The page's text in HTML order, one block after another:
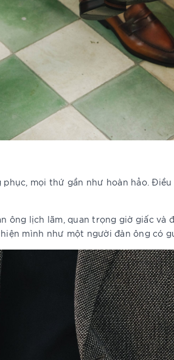
mọi thứ gần như hoàn hảo.
lịch lãm, quan trọng giờ giấc và
mình như một người đàn ông có